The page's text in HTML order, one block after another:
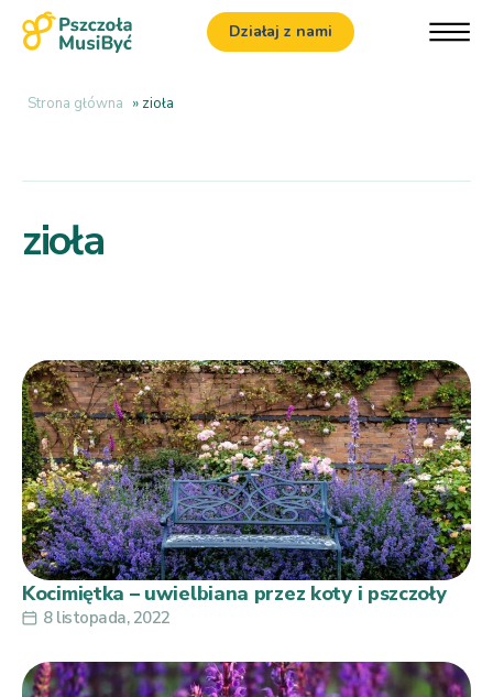
Działaj z nami
Strona główna » zioła
zioła
Kocimiętka – uwielbiana przez koty i pszczoły
8 listopada, 2022